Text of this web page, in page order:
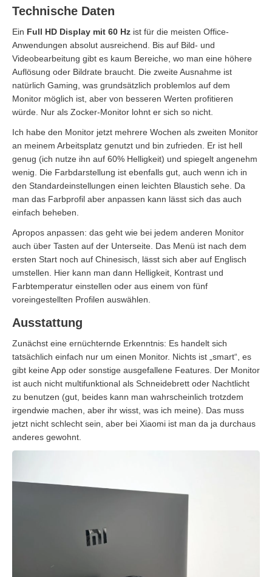
Technische Daten
Ein Full HD Display mit 60 Hz ist für die meisten Office-
Anwendungen absolut ausreichend. Bis auf Bild- und
Videobearbeitung gibt es kaum Bereiche, wo man eine höhere
Auflösung oder Bildrate braucht. Die zweite Ausnahme ist
natürlich Gaming, was grundsätzlich problemlos auf dem
Monitor möglich ist, aber von besseren Werten profitieren
würde. Nur als Zocker-Monitor lohnt er sich so nicht.
Ich habe den Monitor jetzt mehrere Wochen als zweiten Monitor
an meinem Arbeitsplatz genutzt und bin zufrieden. Er ist hell
genug (ich nutze ihn auf 60% Helligkeit) und spiegelt angenehm
wenig. Die Farbdarstellung ist ebenfalls gut, auch wenn ich in
den Standardeinstellungen einen leichten Blaustich sehe. Da
man das Farbprofil aber anpassen kann lässt sich das auch
einfach beheben.
Apropos anpassen: das geht wie bei jedem anderen Monitor
auch über Tasten auf der Unterseite. Das Menü ist nach dem
ersten Start noch auf Chinesisch, lässt sich aber auf Englisch
umstellen. Hier kann man dann Helligkeit, Kontrast und
Farbtemperatur einstellen oder aus einem von fünf
voreingestellten Profilen auswählen.
Ausstattung
Zunächst eine ernüchternde Erkenntnis: Es handelt sich
tatsächlich einfach nur um einen Monitor. Nichts ist „smart“, es
gibt keine App oder sonstige ausgefallene Features. Der Monitor
ist auch nicht multifunktional als Schneidebrett oder Nachtlicht
zu benutzen (gut, beides kann man wahrscheinlich trotzdem
irgendwie machen, aber ihr wisst, was ich meine). Das muss
jetzt nicht schlecht sein, aber bei Xiaomi ist man da ja durchaus
anderes gewohnt.